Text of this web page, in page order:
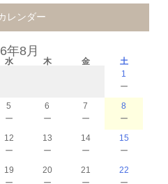
レンダー
年8月
水 木 金
土
1
－
5
－
6
－
7
－
8
－
12
－
13
－
14
－
15
－
19 20 21 22